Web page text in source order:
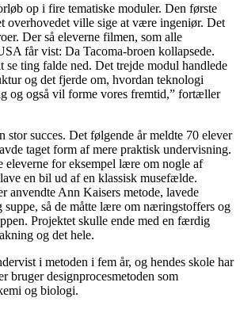
op i fire tematiske moduler. Den første
overhovedet ville sige at være ingeniør. Det
Der så eleverne filmen, som alle
får vist: Da Tacoma-broen kollapsede.
se ting falde ned. Det trejde modul handlede
og det fjerde om, hvordan teknologi
og også vil forme vores fremtid,” fortæller
stor succes. Det følgende år meldte 70 elever
taget form af mere praktisk undervisning.
eleverne for eksempel lære om nogle af
en bil ud af en klassisk musefælde.
anvendte Ann Kaisers metode, lavede
suppe, så de måtte lære om næringstoffers og
Projektet skulle ende med en færdig
og det hele.
i metoden i fem år, og hendes skole har
bruger designprocesmetoden som
og biologi.